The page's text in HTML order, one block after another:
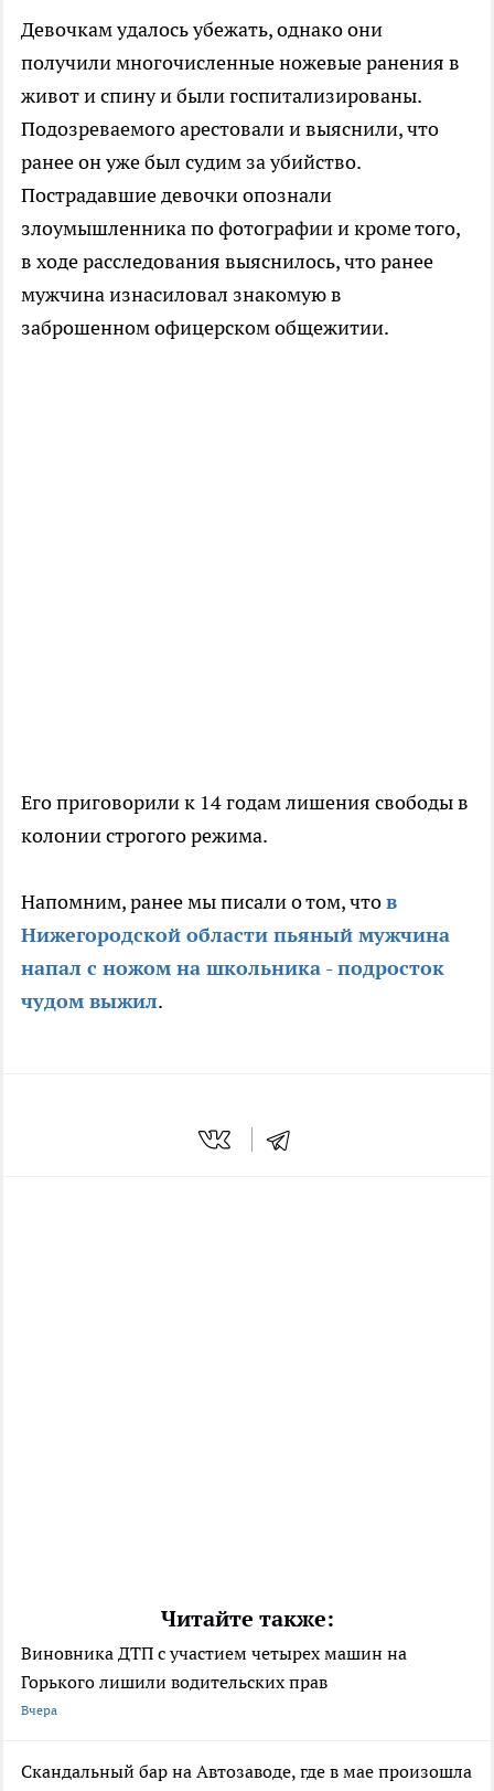
Девочкам удалось убежать, однако они
получили многочисленные ножевые ранения в
живот и спину и были госпитализированы.
Подозреваемого арестовали и выяснили, что
ранее он уже был судим за убийство.
Пострадавшие девочки опознали
злоумышленника по фотографии и кроме того,
в ходе расследования выяснилось, что ранее
мужчина изнасиловал знакомую в
заброшенном офицерском общежитии.
Его приговорили к 14 годам лишения свободы в
колонии строгого режима.
Напомним, ранее мы писали о том, чтов
Нижегородской области пьяный мужчина
напал с ножом на школьника - подросток
чудом выжил.
Читайте также:
Виновника ДТП с участием четырех машин на
Горького лишили водительских прав
Вчера
Скандальный бар на Автозаводе, где в мае произошла